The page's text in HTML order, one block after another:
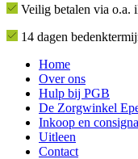
Veilig betalen via o.a.
14 dagen
Home
Over ons
Hulp bij PGB
De Zorgwinkel
Inkoop en
Uitleen
Contact